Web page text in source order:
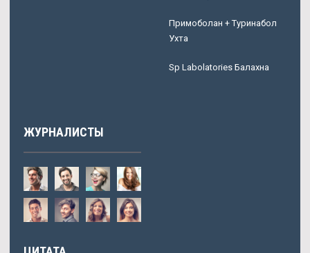
Примоболан + Туринабол
Ухта
Sp Labolatories Балахна
ЖУРНАЛИСТЫ